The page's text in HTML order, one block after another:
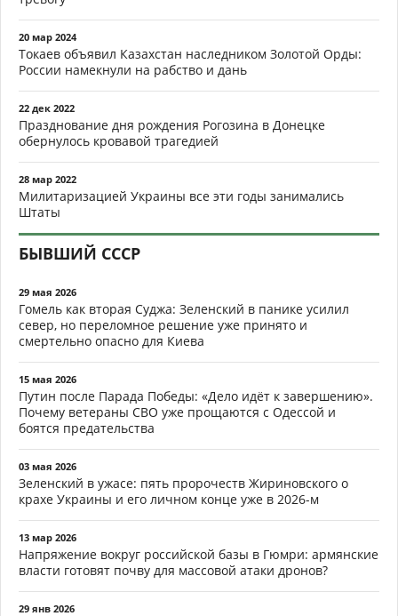
20 мар 2024
Токаев объявил Казахстан наследником Золотой Орды:
России намекнули на рабство и дань
22 дек 2022
Празднование дня рождения Рогозина в Донецке
обернулось кровавой трагедией
28 мар 2022
Милитаризацией Украины все эти годы занимались
Штаты
БЫВШИЙ СССР
29 мая 2026
Гомель как вторая Суджа: Зеленский в панике усилил
север, но переломное решение уже принято и
смертельно опасно для Киева
15 мая 2026
Путин после Парада Победы: «Дело идёт к завершению».
Почему ветераны СВО уже прощаются с Одессой и
боятся предательства
03 мая 2026
Зеленский в ужасе: пять пророчеств Жириновского о
крахе Украины и его личном конце уже в 2026-м
13 мар 2026
Напряжение вокруг российской базы в Гюмри: армянские
власти готовят почву для массовой атаки дронов?
29 янв 2026